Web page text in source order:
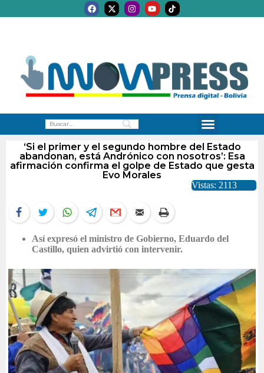
‘Si el primer y el segundo hombre del Estado
abandonan, está Andrónico con nosotros’: Esa
afirmación confirma el golpe de Estado que gesta
Evo Morales
Vistas: 2113
Así expresó el ministro de Gobierno, Eduardo del
Castillo, quien advirtió con intervenir.